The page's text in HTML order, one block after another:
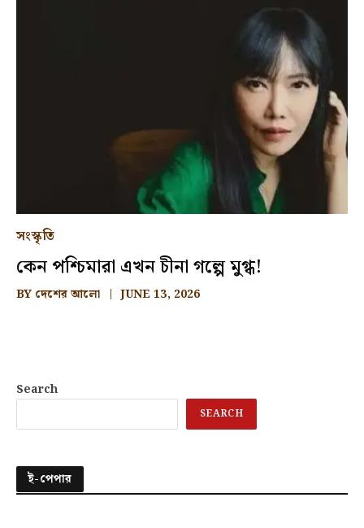
সংস্কৃতি
কেন পশ্চিমারা এখন চীনা গল্পে মুগ্ধ!
BY দেশের আলো JUNE 13, 2026
Search
SEARCH
ই-পেপার